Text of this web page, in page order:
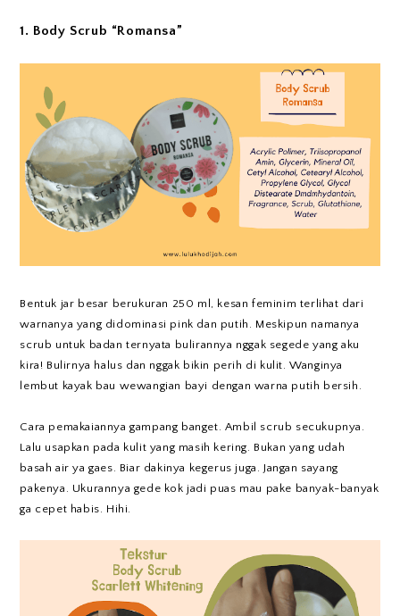
1. Body Scrub “Romansa”
Bentuk jar besar berukuran 250 ml, kesan feminim terlihat dari
warnanya yang didominasi pink dan putih. Meskipun namanya
scrub untuk badan ternyata bulirannya nggak segede yang aku
kira! Bulirnya halus dan nggak bikin perih di kulit. Wanginya
lembut kayak bau wewangian bayi dengan warna putih bersih.
Cara pemakaiannya gampang banget. Ambil scrub secukupnya.
Lalu usapkan pada kulit yang masih kering. Bukan yang udah
basah air ya gaes. Biar dakinya kegerus juga. Jangan sayang
pakenya. Ukurannya gede kok jadi puas mau pake banyak-banyak
ga cepet habis. Hihi.